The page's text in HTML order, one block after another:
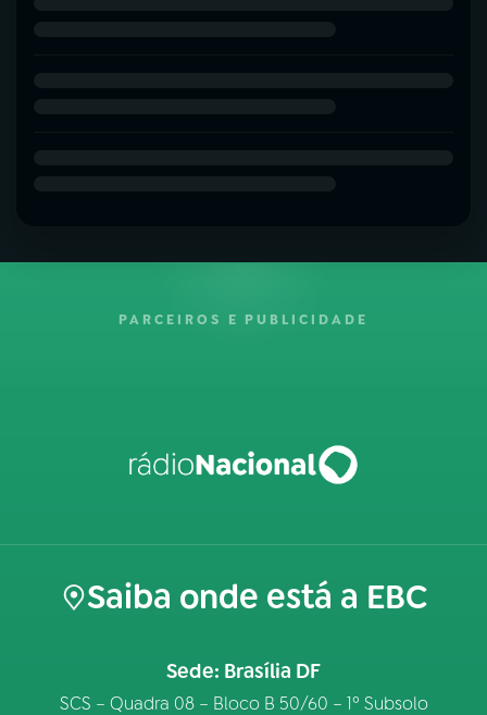
PARCEIROS E PUBLICIDADE
Saiba onde está a EBC
Sede: Brasília DF
SCS – Quadra 08 – Bloco B 50/60 – 1º Subsolo